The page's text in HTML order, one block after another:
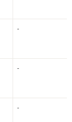
-
-
-